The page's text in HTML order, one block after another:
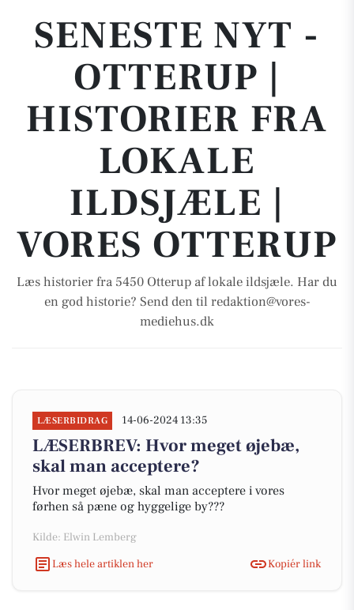
SENESTE NYT -
OTTERUP |
HISTORIER FRA
LOKALE
ILDSJÆLE |
VORES OTTERUP
Læs historier fra 5450 Otterup af lokale ildsjæle. Har du
en god historie? Send den til redaktion@vores-
mediehus.dk
LÆSERBIDRAG 14-06-2024 13:35
LÆSERBREV: Hvor meget øjebæ,
skal man acceptere?
Hvor meget øjebæ, skal man acceptere i vores
førhen så pæne og hyggelige by???
Kilde: Elwin Lemberg
Læs hele artiklen her
Kopiér link